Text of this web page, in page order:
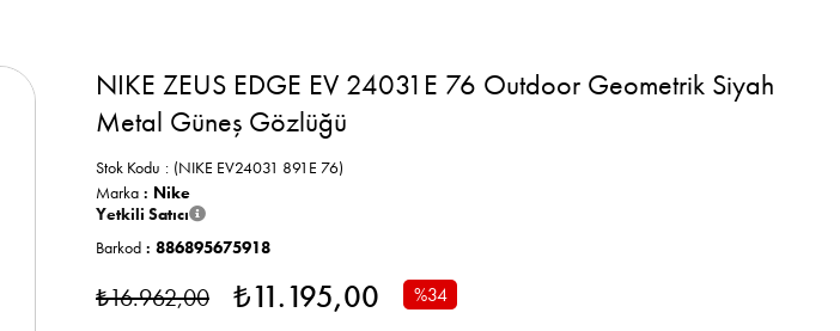
NIKE ZEUS EDGE EV 24031E 76 Outdoor Geometrik Siyah
Metal Güneş Gözlüğü
(NIKE EV24031 891E 76)
Stok Kodu
Marka : Nike
Yetkili Satıcı
Barkod : 886895675918
₺16.962,00 ₺11.195,00 %34